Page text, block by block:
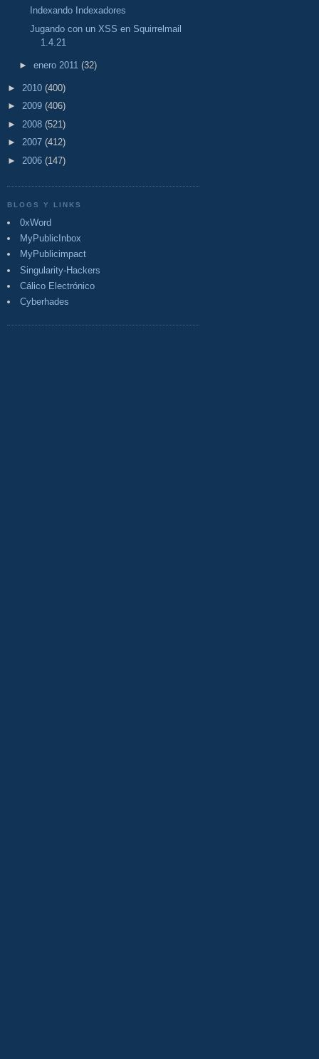
Indexando Indexadores
Jugando con un XSS en Squirrelmail
1.4.21
► enero 2011 (32)
► 2010 (400)
► 2009 (406)
► 2008 (521)
► 2007 (412)
► 2006 (147)
BLOGS Y LINKS
0xWord
MyPublicInbox
MyPublicimpact
Singularity-Hackers
Cálico Electrónico
Cyberhades